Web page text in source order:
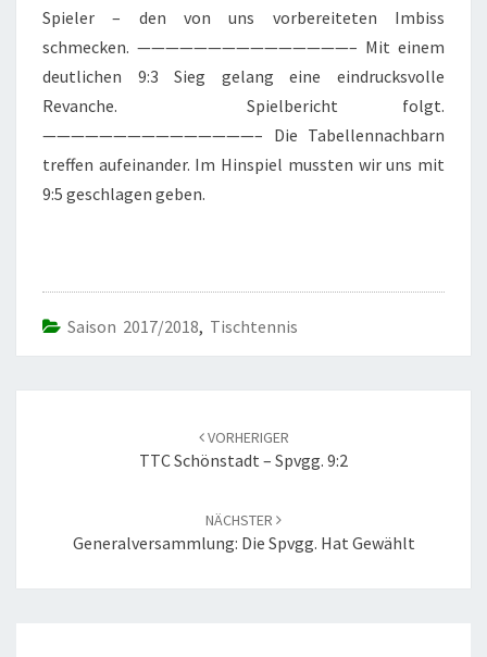
Spieler – den von uns vorbereiteten Imbiss
schmecken. ———————————————– Mit einem
deutlichen 9:3 Sieg gelang eine eindrucksvolle
Revanche. Spielbericht folgt.
———————————————– Die Tabellennachbarn
treffen aufeinander. Im Hinspiel mussten wir uns mit
9:5 geschlagen geben.
Saison 2017/2018, Tischtennis
VORHERIGER
TTC Schönstadt – Spvgg. 9:2
NÄCHSTER
Generalversammlung: Die Spvgg. Hat Gewählt